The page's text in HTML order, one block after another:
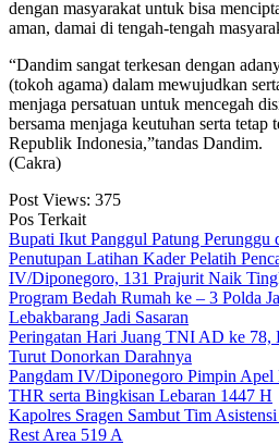
dengan masyarakat untuk bisa
aman, damai di tengah-tengah
“Dandim sangat terkesan dengan
(tokoh agama) dalam mewujudkan
menjaga persatuan untuk mencegah
bersama menjaga keutuhan serta tetap
Republik Indonesia,”tandas Dandim.
(Cakra)
Post Views: 375
Pos Terkait
Bupati Ikut Panggul Patung
Penutupan Latihan Kader Pelatih
IV/Diponegoro, 131 Prajurit Naik
Program Bedah Rumah ke – 3 Polda
Lebakbarang Jadi Sasaran
Peringatan Hari Juang TNI AD ke 78,
Turut Donorkan Darahnya
Pangdam IV/Diponegoro Pimpin Apel
THR serta Bingkisan Lebaran 1447 H
Kapolres Sragen Sambut Tim
Rest Area 519 A